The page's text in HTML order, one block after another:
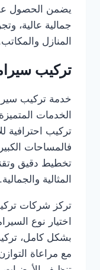
يضمن الحصول
جمالية عالية،
المنازل
تركيب
خدمة تركيب
الخدمات
تركيب احترافية
فالمساحات
تخطيط دقيق
المثالية والجمالية.
تركز شركات
اختيار نوع
بشكل كامل،
مع مراعاة